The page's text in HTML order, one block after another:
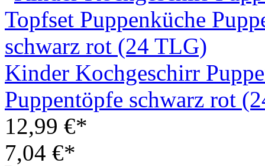
Kinder Kochgeschirr
Puppentöpfe schwarz rot
12,99 €*
7,04 €*